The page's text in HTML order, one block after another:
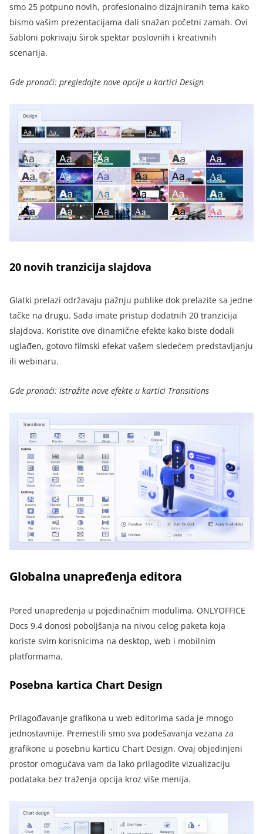
smo 25 potpuno novih, profesionalno dizajniranih tema kako
bismo vašim prezentacijama dali snažan početni zamah. Ovi
šabloni pokrivaju širok spektar poslovnih i kreativnih
scenarija.
Gde pronaći: pregledajte nove opcije u kartici Design
20 novih tranzicija slajdova
Glatki prelazi održavaju pažnju publike dok prelazite sa jedne
tačke na drugu. Sada imate pristup dodatnih 20 tranzicija
slajdova. Koristite ove dinamične efekte kako biste dodali
uglađen, gotovo filmski efekat vašem sledećem predstavljanju
ili webinaru.
Gde pronaći: istražite nove efekte u kartici Transitions
Globalna unapređenja editora
Pored unapređenja u pojedinačnim modulima, ONLYOFFICE
Docs 9.4 donosi poboljšanja na nivou celog paketa koja
koriste svim korisnicima na desktop, web i mobilnim
platformama.
Posebna kartica Chart Design
Prilagođavanje grafikona u web editorima sada je mnogo
jednostavnije. Premestili smo sva podešavanja vezana za
grafikone u posebnu karticu Chart Design. Ovaj objedinjeni
prostor omogućava vam da lako prilagodite vizualizaciju
podataka bez traženja opcija kroz više menija.